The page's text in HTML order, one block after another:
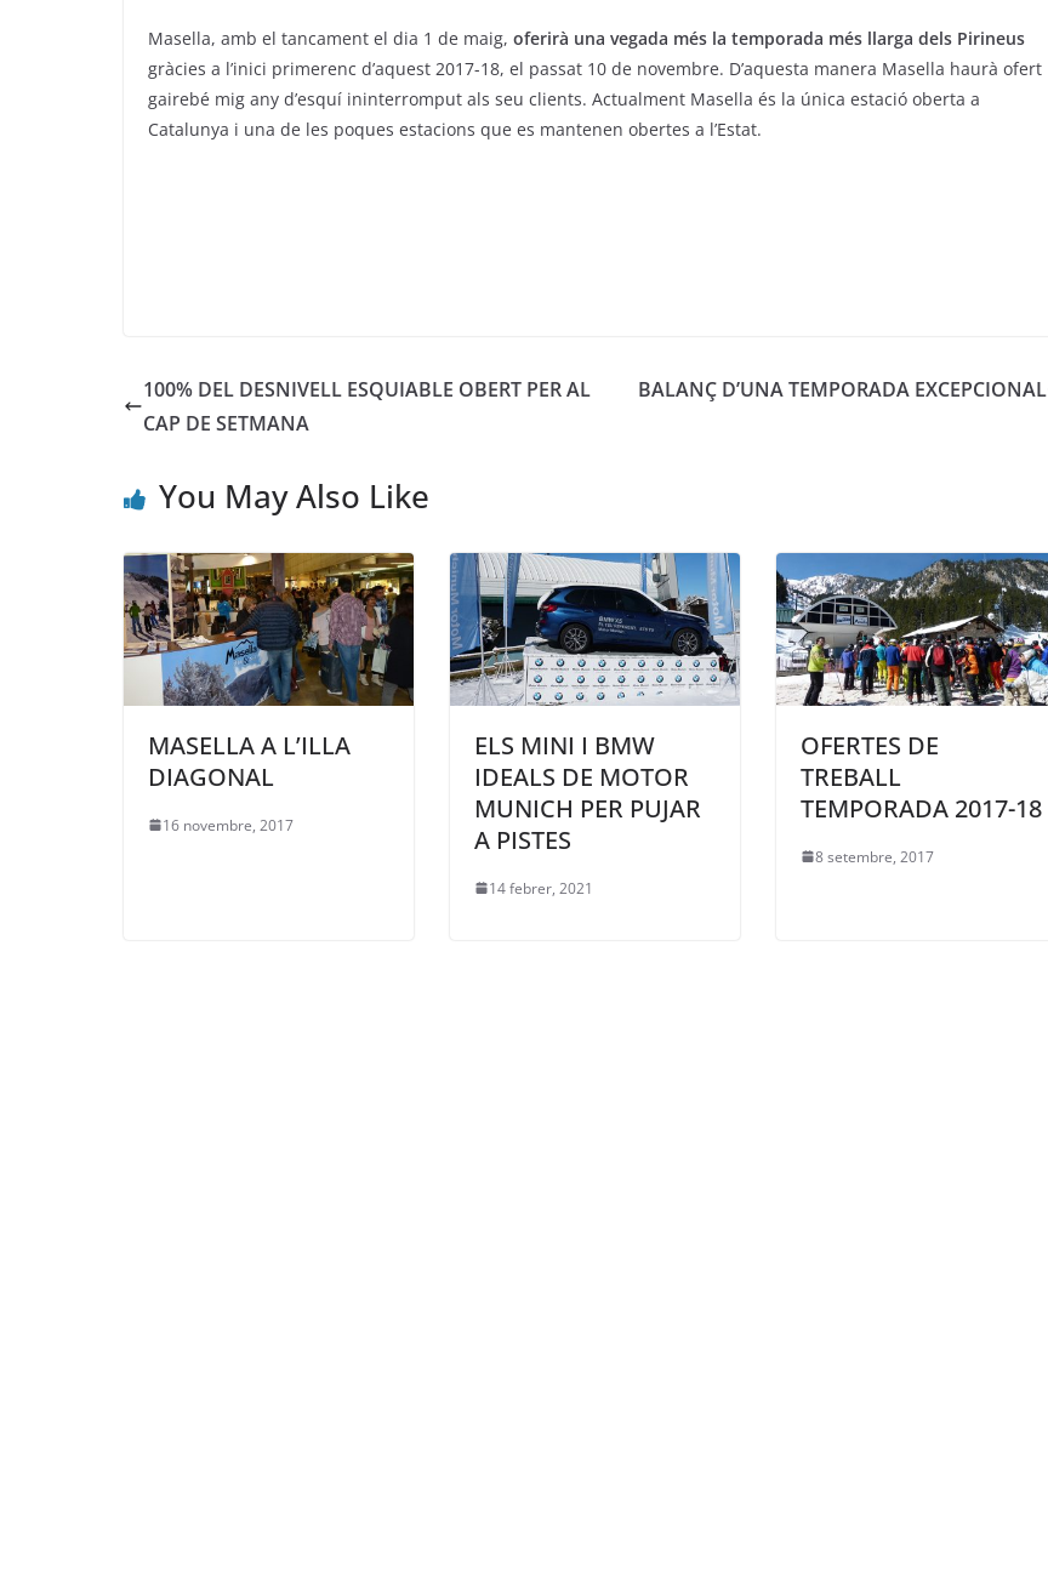
Masella, amb el tancament el dia 1 de maig, oferirà una vegada més la temporada més llarga dels Pirineus
gràcies a l’inici primerenc d’aquest 2017-18, el passat 10 de novembre. D’aquesta manera Masella haurà ofert
gairebé mig any d’esquí ininterromput als seu clients. Actualment Masella és la única estació oberta a
Catalunya i una de les poques estacions que es mantenen obertes a l’Estat.
100% DEL DESNIVELL ESQUIABLE OBERT PER AL
CAP DE SETMANA
BALANÇ D’UNA TEMPORADA EXCEPCIONAL
You May Also Like
MASELLA A L’ILLA
DIAGONAL
16 novembre, 2017
ELS MINI I BMW
IDEALS DE MOTOR
MUNICH PER PUJAR
A PISTES
14 febrer, 2021
OFERTES DE
TREBALL
TEMPORADA 2017-18
8 setembre, 2017